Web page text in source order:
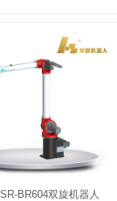
BR604双旋机器人